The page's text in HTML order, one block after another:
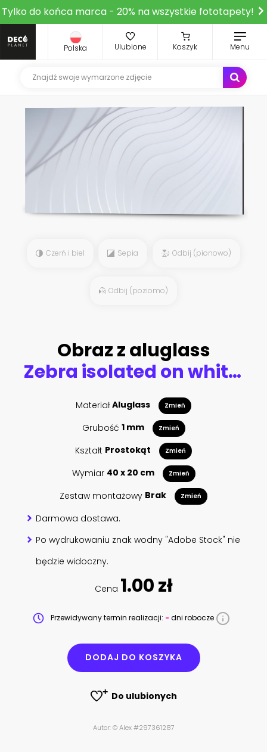
Tylko do końca marca - 20% na wszystkie fototapety!
Polska Ulubione Koszyk Menu
Czerń i biel Sepia Odbij (pionowo)
Odbij (poziomo)
Obraz z aluglass
Zebra isolated on white background. Vector grunge illustration design template.
MateriałAluglass Zmień
Grubość 1 mm Zmień
Kształt Prostokąt Zmień
Wymiar 40 x 20 cm Zmień
Zestaw montażowy Brak Zmień
Darmowa dostawa.
Po wydrukowaniu znak wodny "Adobe Stock" nie
będzie widoczny.
Cena 1.00 zł
Przewidywany termin realizacji: - dni robocze
DODAJ DO KOSZYKA
Do ulubionych
Autor: © Alex #297361287